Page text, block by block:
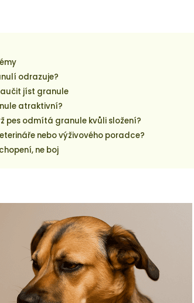
odrazuje?
jíst granule
atraktivní?
pes odmítá granule kvůli složení?
nebo výživového poradce?
ne boj